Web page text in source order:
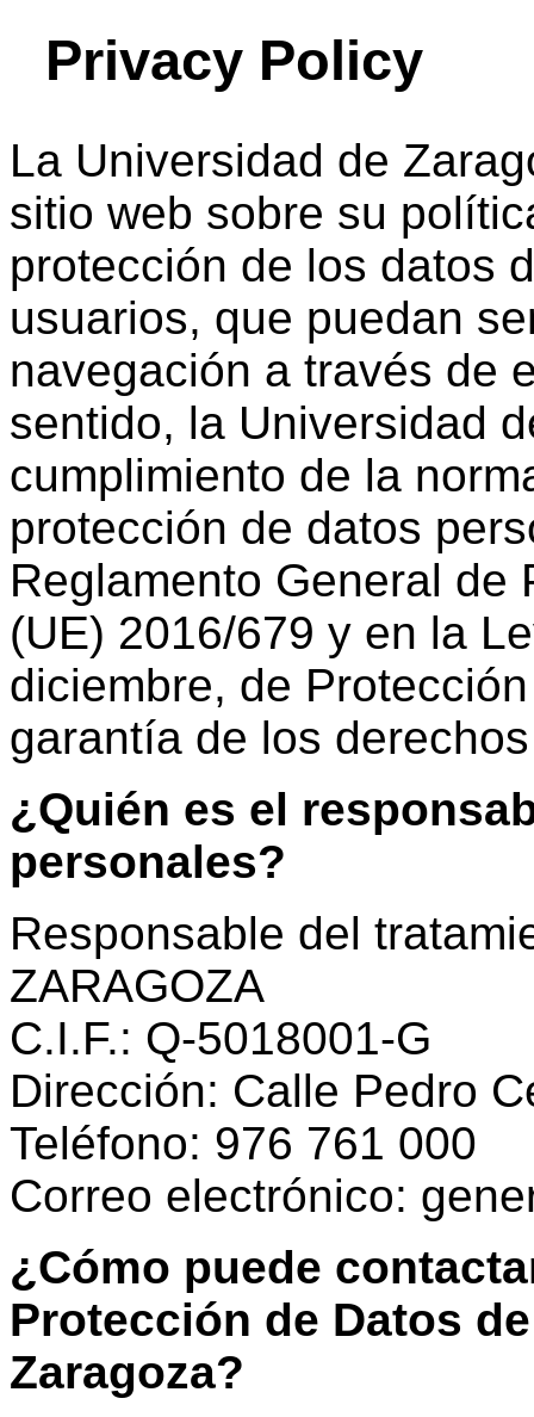
Privacy Policy
La Universidad de
sitio web sobre su
protección de los datos
usuarios, que puedan
navegación a través de
sentido, la Universidad
cumplimiento de la
protección de datos
Reglamento General de
(UE) 2016/679 y en la
diciembre, de
garantía de los
¿Quién es el
personales?
Responsable del
ZARAGOZA
C.I.F.: Q-5018001-G
Dirección: Calle Pedro
Teléfono: 976 761 000
Correo electrónico:
¿Cómo puede
Protección de Datos
Zaragoza?